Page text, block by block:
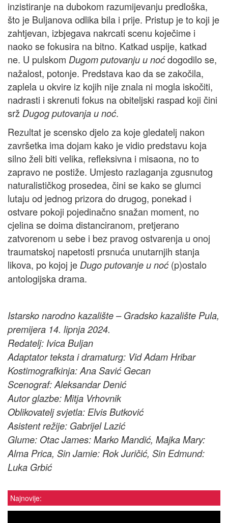
inzistiranje na dubokom razumijevanju predloška,
što je Buljanova odlika bila i prije. Pristup je to koji je
zahtjevan, izbjegava nakrcati scenu koječime i
naoko se fokusira na bitno. Katkad uspije, katkad
ne. U pulskom Dugom putovanju u noćdogodilo se,
nažalost, potonje. Predstava kao da se zakočila,
zaplela u okvire iz kojih nije znala ni mogla iskočiti,
nadrasti i skrenuti fokus na obiteljski raspad koji čini
srž Dugog putovanja u noć.
Rezultat je scensko djelo za koje gledatelj nakon
završetka ima dojam kako je vidio predstavu koja
silno želi biti velika, refleksivna i misaona, no to
zapravo ne postiže. Umjesto razlaganja zgusnutog
naturalističkog prosedea, čini se kako se glumci
lutaju od jednog prizora do drugog, ponekad i
ostvare pokoji pojedinačno snažan moment, no
cjelina se doima distanciranom, pretjerano
zatvorenom u sebe i bez pravog ostvarenja u onoj
traumatskoj napetosti prsnuća unutarnjih stanja
likova, po kojoj je Dugo putovanje u noć(p)ostalo
antologijska drama.
Istarsko narodno kazalište – Gradsko kazalište Pula,
premijera 14. lipnja 2024.
Redatelj: Ivica Buljan
Adaptator teksta i dramaturg: Vid Adam Hribar
Kostimografkinja: Ana Savić Gecan
Scenograf: Aleksandar Denić
Autor glazbe: Mitja Vrhovnik
Oblikovatelj svjetla: Elvis Butković
Asistent režije: Gabrijel Lazić
Glume: Otac James: Marko Mandić, Majka Mary:
Alma Prica, Sin Jamie: Rok Juričić, Sin Edmund:
Luka Grbić
Najnovije: